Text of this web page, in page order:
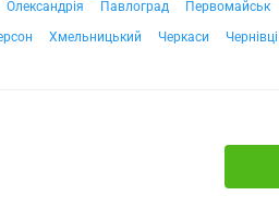
Олександрія Павлоград Первомайськ
Хмельницький Черкаси Чернівці